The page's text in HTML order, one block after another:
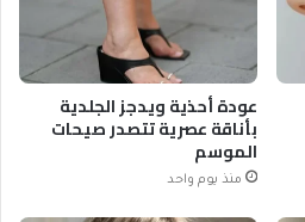
عودة أحذية ويدجز الجلدية
بأناقة عصرية تتصدر صيحات
الموسم
منذ يوم واحد